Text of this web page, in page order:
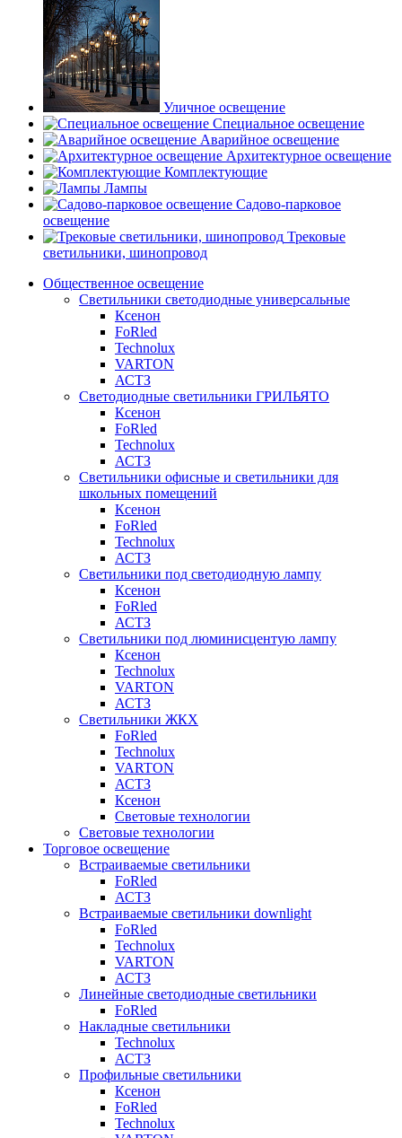
Уличное освещение
Специальное освещение
Аварийное освещение
Архитектурное освещение
Комплектующие
Лампы
Садово-парковое
освещение
Трековые
светильники, шинопровод
Общественное освещение
Светильники светодиодные универсальные
Ксенон
FoRled
Technolux
VARTON
АСТЗ
Светодиодные светильники ГРИЛЬЯТО
Ксенон
FoRled
Technolux
АСТЗ
Светильники офисные и светильники для
школьных помещений
Ксенон
FoRled
Technolux
АСТЗ
Светильники под светодиодную лампу
Ксенон
FoRled
АСТЗ
Светильники под люминисцентую лампу
Ксенон
Technolux
VARTON
АСТЗ
Светильники ЖКХ
FoRled
Technolux
VARTON
АСТЗ
Ксенон
Световые технологии
Световые технологии
Торговое освещение
Встраиваемые светильники
FoRled
АСТЗ
Встраиваемые светильники downlight
FoRled
Technolux
VARTON
АСТЗ
Линейные светодиодные светильники
FoRled
Накладные светильники
Technolux
АСТЗ
Профильные светильники
Ксенон
FoRled
Technolux